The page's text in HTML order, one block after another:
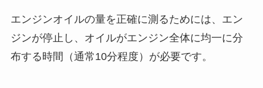
エンジンオイルの量を正確に測るためには、エン
ジンが停止し、オイルがエンジン全体に均一に分
布する時間（通常10分程度）が必要です。